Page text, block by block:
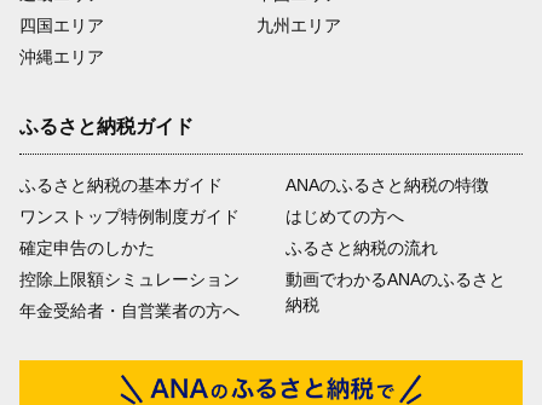
四国エリア
沖縄エリア
九州エリア
ふるさと納税ガイド
ふるさと納税の基本ガイド
ワンストップ特例制度ガイド
確定申告のしかた
控除上限額シミュレーション
年金受給者・自営業者の方へ
ANAのふるさと納税の特徴
はじめての方へ
ふるさと納税の流れ
動画でわかるANAのふるさと
納税